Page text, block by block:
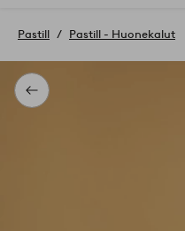
aloitussivulle
Takaisin
Pastill Pastill - Huonekalut